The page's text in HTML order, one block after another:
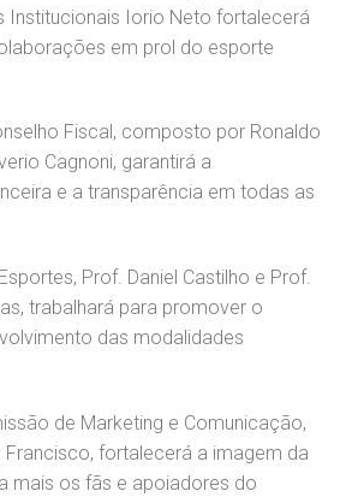
Institucionais Iorio Neto fortalecerá
em prol do esporte
Fiscal, composto por Ronaldo
Cagnoni, garantirá a
e a transparência em todas as
Prof. Daniel Castilho e Prof.
trabalhará para promover o
das modalidades
de Marketing e Comunicação,
Francisco, fortalecerá a imagem da
mais os fãs e apoiadores do